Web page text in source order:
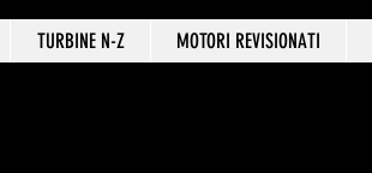
TURBINE N-Z MOTORI REVISIONATI